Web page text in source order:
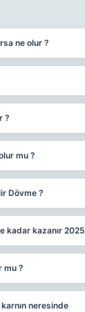
ne olur ?
?
mu ?
Dövme ?
kadar kazanır
mu ?
neresinde